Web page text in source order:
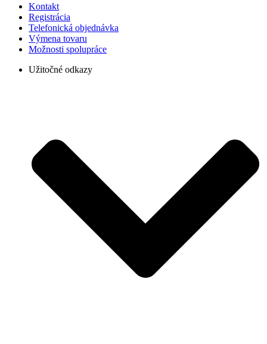
Kontakt
Registrácia
Telefonická objednávka
Výmena tovaru
Možnosti spolupráce
Užitočné odkazy